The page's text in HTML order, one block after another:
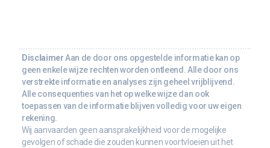
DisclaimerAan de door ons opgestelde informatie kan op
geen enkele wijze rechten worden ontleend. Alle door ons
verstrekte informatie en analyses zijn geheel vrijblijvend.
Alle consequenties van het op welke wijze dan ook
toepassen van de informatie blijven volledig voor uw eigen
rekening.
Wij aanvaarden geen aansprakelijkheid voor de mogelijke
gevolgen of schade die zouden kunnen voortvloeien uit het